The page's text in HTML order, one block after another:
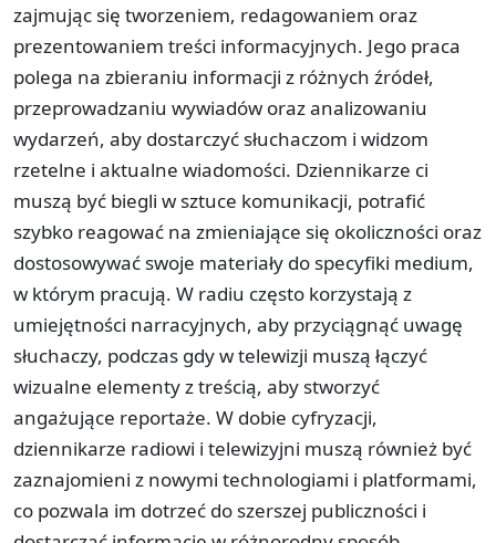
zajmując się tworzeniem, redagowaniem oraz
prezentowaniem treści informacyjnych. Jego praca
polega na zbieraniu informacji z różnych źródeł,
przeprowadzaniu wywiadów oraz analizowaniu
wydarzeń, aby dostarczyć słuchaczom i widzom
rzetelne i aktualne wiadomości. Dziennikarze ci
muszą być biegli w sztuce komunikacji, potrafić
szybko reagować na zmieniające się okoliczności oraz
dostosowywać swoje materiały do specyfiki medium,
w którym pracują. W radiu często korzystają z
umiejętności narracyjnych, aby przyciągnąć uwagę
słuchaczy, podczas gdy w telewizji muszą łączyć
wizualne elementy z treścią, aby stworzyć
angażujące reportaże. W dobie cyfryzacji,
dziennikarze radiowi i telewizyjni muszą również być
zaznajomieni z nowymi technologiami i platformami,
co pozwala im dotrzeć do szerszej publiczności i